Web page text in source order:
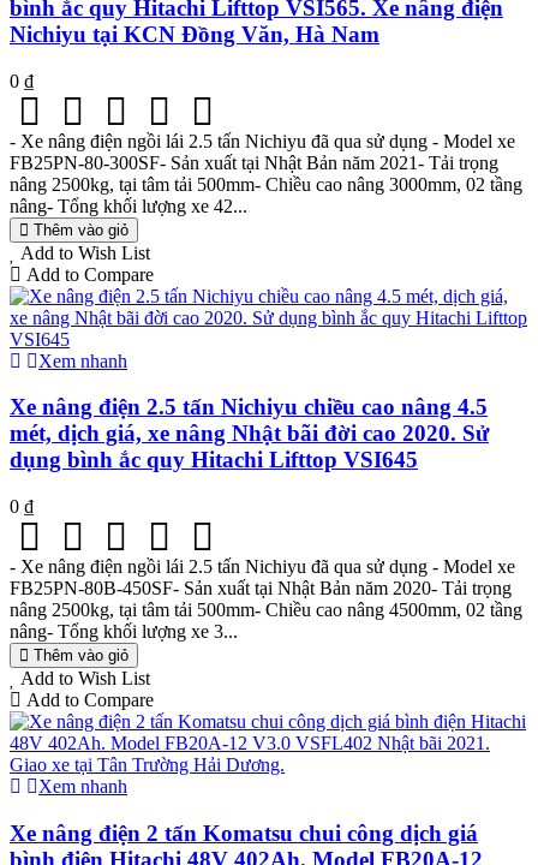
bình ắc quy Hitachi Lifttop VSI565. Xe nâng điện
Nichiyu tại KCN Đồng Văn, Hà Nam
0 ₫
- Xe nâng điện ngồi lái 2.5 tấn Nichiyu đã qua sử dụng - Model xe
FB25PN-80-300SF- Sản xuất tại Nhật Bản năm 2021- Tải trọng
nâng 2500kg, tại tâm tải 500mm- Chiều cao nâng 3000mm, 02 tầng
nâng- Tổng khối lượng xe 42...
Thêm vào giỏ
Add to Wish List
Add to Compare
Xem nhanh
Xe nâng điện 2.5 tấn Nichiyu chiều cao nâng 4.5
mét, dịch giá, xe nâng Nhật bãi đời cao 2020. Sử
dụng bình ắc quy Hitachi Lifttop VSI645
0 ₫
- Xe nâng điện ngồi lái 2.5 tấn Nichiyu đã qua sử dụng - Model xe
FB25PN-80B-450SF- Sản xuất tại Nhật Bản năm 2020- Tải trọng
nâng 2500kg, tại tâm tải 500mm- Chiều cao nâng 4500mm, 02 tầng
nâng- Tổng khối lượng xe 3...
Thêm vào giỏ
Add to Wish List
Add to Compare
Xem nhanh
Xe nâng điện 2 tấn Komatsu chui công dịch giá
bình điện Hitachi 48V 402Ah. Model FB20A-12